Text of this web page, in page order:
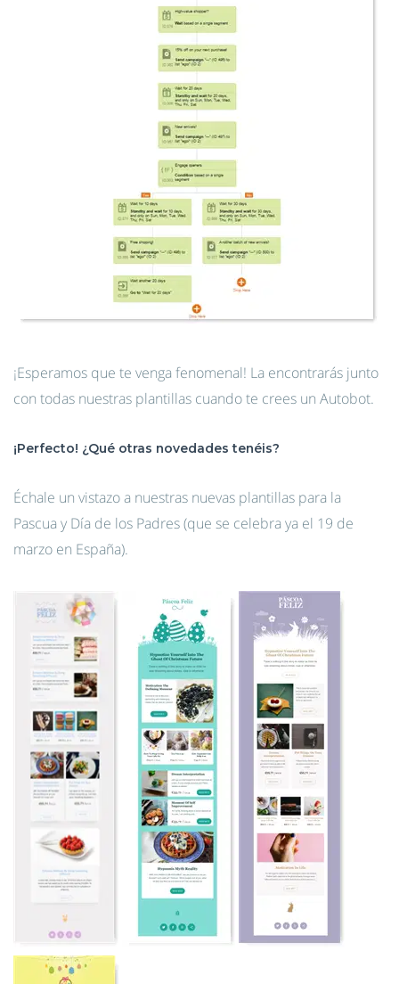
¡Esperamos que te venga fenomenal! La encontrarás junto
con todas nuestras plantillas cuando te crees un Autobot.
¡Perfecto! ¿Qué otras novedades tenéis?
Échale un vistazo a nuestras nuevas plantillas para la
Pascua y Día de los Padres (que se celebra ya el 19 de
marzo en España).